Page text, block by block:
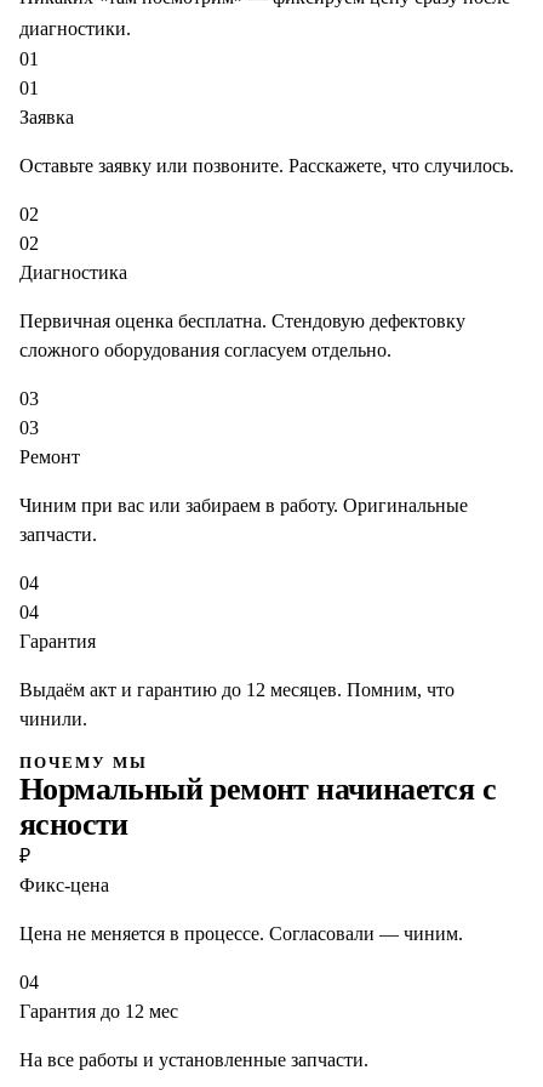
диагностики.
01
01
Заявка
Оставьте заявку или позвоните. Расскажете, что случилось.
02
02
Диагностика
Первичная оценка бесплатна. Стендовую дефектовку
сложного оборудования согласуем отдельно.
03
03
Ремонт
Чиним при вас или забираем в работу. Оригинальные
запчасти.
04
04
Гарантия
Выдаём акт и гарантию до 12 месяцев. Помним, что
чинили.
ПОЧЕМУ МЫ
Нормальный ремонт начинается с
ясности
₽
Фикс-цена
Цена не меняется в процессе. Согласовали — чиним.
04
Гарантия до 12 мес
На все работы и установленные запчасти.